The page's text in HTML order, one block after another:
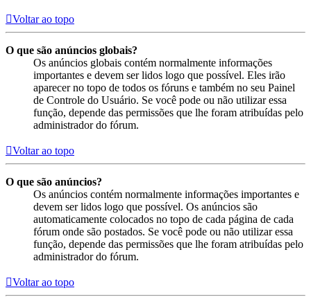
Voltar ao topo
O que são anúncios globais?
Os anúncios globais contém normalmente informações
importantes e devem ser lidos logo que possível. Eles irão
aparecer no topo de todos os fóruns e também no seu Painel
de Controle do Usuário. Se você pode ou não utilizar essa
função, depende das permissões que lhe foram atribuídas pelo
administrador do fórum.
Voltar ao topo
O que são anúncios?
Os anúncios contém normalmente informações importantes e
devem ser lidos logo que possível. Os anúncios são
automaticamente colocados no topo de cada página de cada
fórum onde são postados. Se você pode ou não utilizar essa
função, depende das permissões que lhe foram atribuídas pelo
administrador do fórum.
Voltar ao topo